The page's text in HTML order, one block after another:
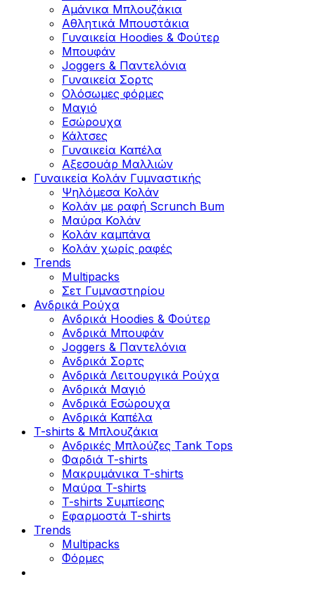
Αμάνικα Μπλουζάκια
Aθλητικά Μπουστάκια
Γυναικεία Hoodies & Φούτερ
Μπουφάν
Joggers & Παντελόνια
Γυναικεία Σορτς
Ολόσωμες φόρμες
Μαγιό
Εσώρουχα
Κάλτσες
Γυναικεία Καπέλα
Αξεσουάρ Μαλλιών
Γυναικεία Κολάν Γυμναστικής
Ψηλόμεσα Κολάν
Κολάν με ραφή Scrunch Bum
Μαύρα Κολάν
Κολάν καμπάνα
Κολάν χωρίς ραφές
Trends
Multipacks
Σετ Γυμναστηρίου
Ανδρικά Ρούχα
Ανδρικά Hoodies & Φούτερ
Ανδρικά Μπουφάν
Joggers & Παντελόνια
Ανδρικά Σορτς
Ανδρικά Λειτουργικά Ρούχα
Ανδρικά Μαγιό
Ανδρικά Εσώρουχα
Ανδρικά Καπέλα
T-shirts & Μπλουζάκια
Ανδρικές Mπλούζες Τank Τops
Φαρδιά T-shirts
Μακρυμάνικα T-shirts
Μαύρα T-shirts
T-shirts Συμπίεσης
Εφαρμοστά T-shirts
Trends
Multipacks
Φόρμες